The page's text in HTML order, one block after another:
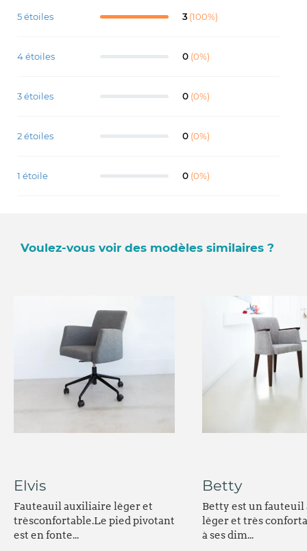
5 étoiles 3 (100%)
4 étoiles 0 (0%)
3 étoiles 0 (0%)
2 étoiles 0 (0%)
1 étoile 0 (0%)
Voulez-vous voir des modèles similaires ?
Elvis
Fauteauil auxiliaire léger et
trèsconfortable.Le pied pivotant
est en fonte...
Betty
Betty est un
léger et très
à ses dim...